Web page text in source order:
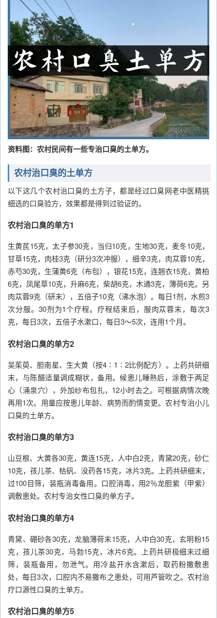
资料图：农村民间有一些专治口臭的土单方。
农村治口臭的土单方
以下这几个农村治口臭的土方子，都是经过口臭网老中医精挑
细选的口臭验方，效果都是得到过验证的。
农村治口臭的单方1
生黄芪15克，太子参30克，当归10克，生地30克，麦冬10克，
甘草15克，肉桂3克（研分3次冲服），细辛3克，肉苁蓉10克，
赤芍30克，生蒲黄6克（布包），银花15克，连翘衣15克，黄柏
6克，凤尾草10克，升麻6克，柴胡6克，木通3克，薄荷6克。另
肉苁蓉9克（研末），五倍子10克（沸水泡）。每日1剂，水煎3
次分服。30剂为1个疗程。疗程结束后，服肉苁蓉末，每次3
克，每日3次，五倍子水漱口，每日3～5次，连用1个月。
农村治口臭的单方2
吴茱萸、胆南星、生大黄（按4∶1∶2比例配方）。上药共研细
末，与陈醋适量调成糊状，备用。候患儿睡熟后，涂敷于两足
心（涌泉穴），外加纱布包扎，12小时去之。可根据病情次晚
再用1次。用量应按患儿年龄、病势而酌情变更。农村专治小儿
口臭的土单方。
农村治口臭的单方3
山豆根、大黄各30克，黄连15克，人中白2克，青黛20克，砂仁
10克，孩儿茶、枯矾、没药各15克，冰片3克。上药共研细末，
过100目筛，装瓶消毒备用。口腔消毒，用2％龙胆紫（甲紫）
调敷患处。农村专治女性口臭的单方子。
农村治口臭的单方4
青黛、硼砂各30克，龙脑薄荷末15克，人中白30克，玄明粉15
克，孩儿茶30克，马勃15克，冰片6克。上药共研极细末过细
筛，装瓶备用，勿泄气。用冷盐开水含漱后，取药粉撒敷患
处，每日3次，口腔内不易撒布之患处，可用芦管吹之。农村治
疗口源性口臭的土单方。
农村治口臭的单方5